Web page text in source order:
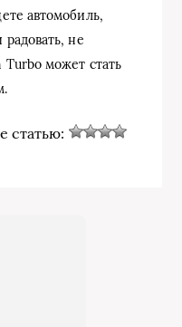
автомобиль,
радовать, не
Turbo может стать
статью: